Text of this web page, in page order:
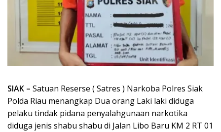
SIAK – Satuan Reserse ( Satres ) Narkoba Polres Siak
Polda Riau menangkap Dua orang Laki laki diduga
pelaku tindak pidana penyalahgunaan narkotika
diduga jenis shabu shabu di Jalan Libo Baru KM 2 RT 01